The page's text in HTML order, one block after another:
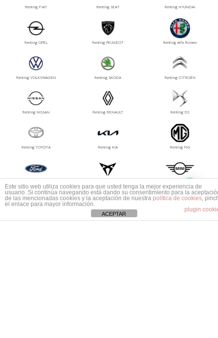
Renting FIAT Renting SEAT Renting HYUNDAI
Renting OPEL Renting PEUGEOT Renting Alfa Romeo
Renting VOLKSWAGEN Renting SKODA Renting CITROËN
Renting NISSAN Renting RENAULT Renting DS
Renting TOYOTA Renting KIA Renting MG
Renting MAZDA
Este sitio web utiliza cookies para que usted tenga la mejor experiencia de
usuario. Si continúa navegando está dando su consentimiento para la
de las mencionadas cookies y la aceptación de nuestra política de cookies,
el enlace para mayor información.
plugin
ACEPTAR
1
Mas información ¿No encuentras tu coche?